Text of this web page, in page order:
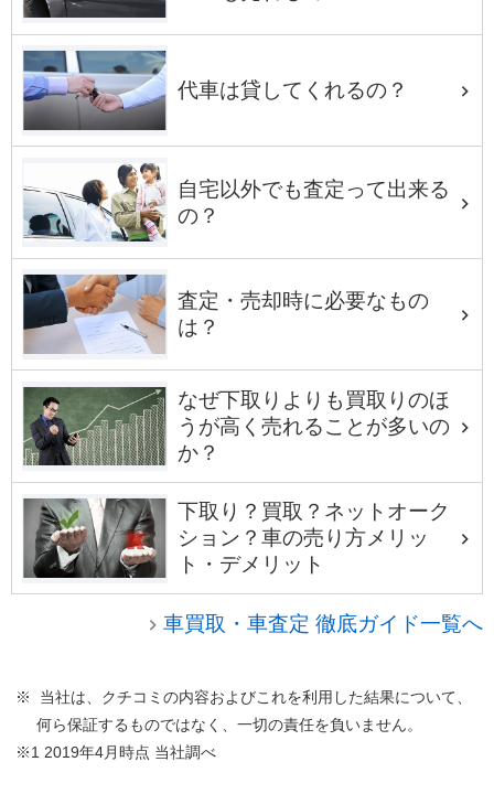
代車は貸してくれるの？
自宅以外でも査定って出来る
の？
査定・売却時に必要なもの
は？
なぜ下取りよりも買取りのほ
うが高く売れることが多いの
か？
下取り？買取？ネットオーク
ション？車の売り方メリッ
ト・デメリット
車買取・車査定 徹底ガイド一覧へ
※ 当社は、クチコミの内容およびこれを利用した結果について、
何ら保証するものではなく、一切の責任を負いません。
※1 2019年4月時点 当社調べ